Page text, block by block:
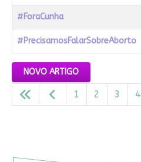
#ForaCunha
#PrecisamosFalarSobreAborto
NOVO ARTIGO
1 2 3 4